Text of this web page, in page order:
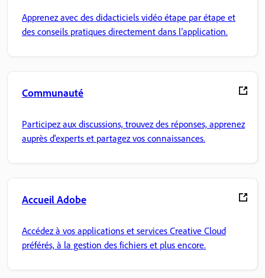
Apprenez avec des didacticiels vidéo étape par étape et
des conseils pratiques directement dans l’application.
Communauté
Participez aux discussions, trouvez des réponses, apprenez
auprès d'experts et partagez vos connaissances.
Accueil Adobe
Accédez à vos applications et services Creative Cloud
préférés, à la gestion des fichiers et plus encore.